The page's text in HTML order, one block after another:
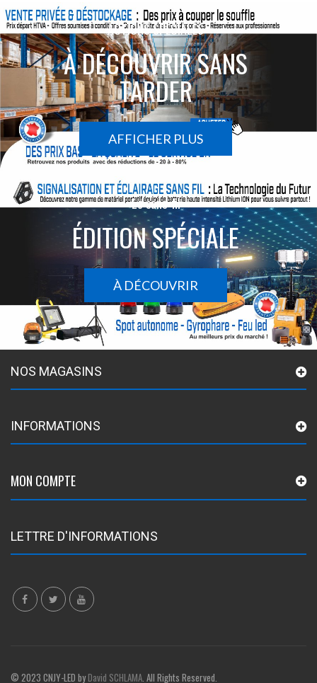
ACTIONS SPÉCIALES
À DÉCOUVRIR SANS
TARDER
AFFICHER PLUS
Le sans-fil
ÉDITION SPÉCIALE
À DÉCOUVRIR
NOS MAGASINS
INFORMATIONS
MON COMPTE
LETTRE D'INFORMATIONS
© 2023 CNJY-LED byDavid SCHLAMA. All Rights Reserved.